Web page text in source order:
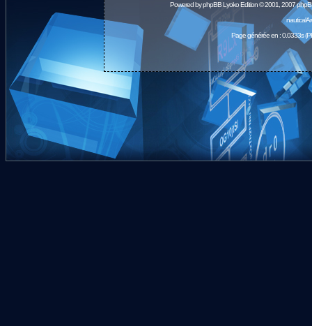
Powered byphpBBLyoko Edition © 2001, 2007
Page générée en : 0.0333s